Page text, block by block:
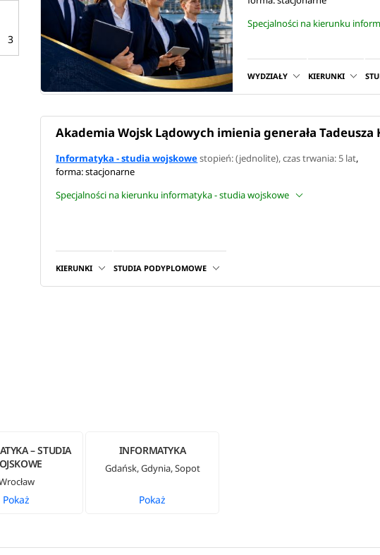
Specjalności na kierunku
WYDZIAŁY KIERUNKI
Akademia Wojsk Lądowych imienia generała Tadeusza
Informatyka - studia wojskowestopień: (jednolite), czas trwania: 5 lat,
forma: stacjonarne
Specjalności na kierunku informatyka - studia wojskowe
KIERUNKI STUDIA PODYPLOMOWE
3
– STUDIA
Pokaż
INFORMATYKA
Gdańsk, Gdynia, Sopot
Pokaż